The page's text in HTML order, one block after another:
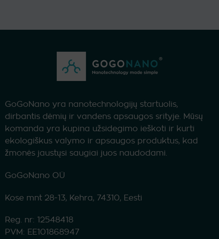
may
be
product
page
GoGoNano yra nanotechnologijų startuolis,
dirbantis dėmių ir vandens apsaugos srityje. Mūsų
komanda yra kupina užsidegimo ieškoti ir kurti
ekologiškus valymo ir apsaugos produktus, kad
žmonės jaustųsi saugiai juos naudodami.
GoGoNano OÜ
Kose mnt 28-13, Kehra, 74310, Eesti
Reg. nr: 12548418
PVM: EE101868947